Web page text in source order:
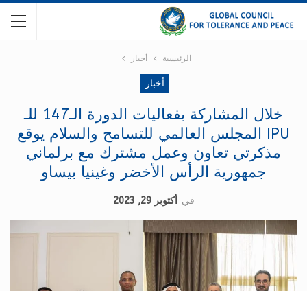
الرئيسية أخبار
أخبار
خلال المشاركة بفعاليات الدورة الـ147 للـ
IPU المجلس العالمي للتسامح والسلام يوقع
مذكرتي تعاون وعمل مشترك مع برلماني
جمهورية الرأس الأخضر وغينيا بيساو
في أكتوبر 29, 2023